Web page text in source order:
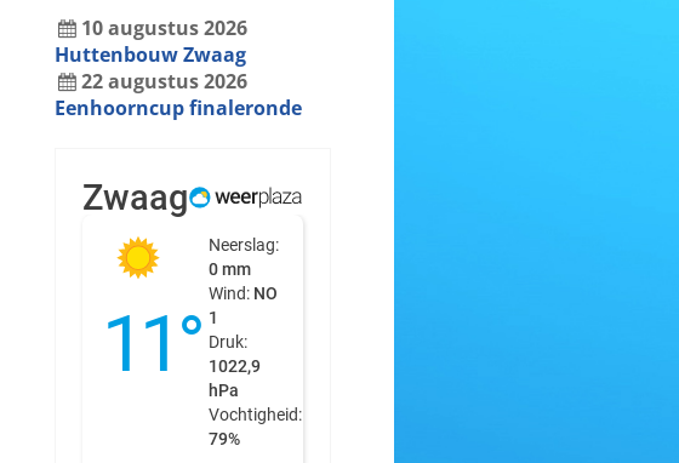
10augustus2026
Huttenbouw Zwaag
22augustus2026
Eenhoorncup finaleronde